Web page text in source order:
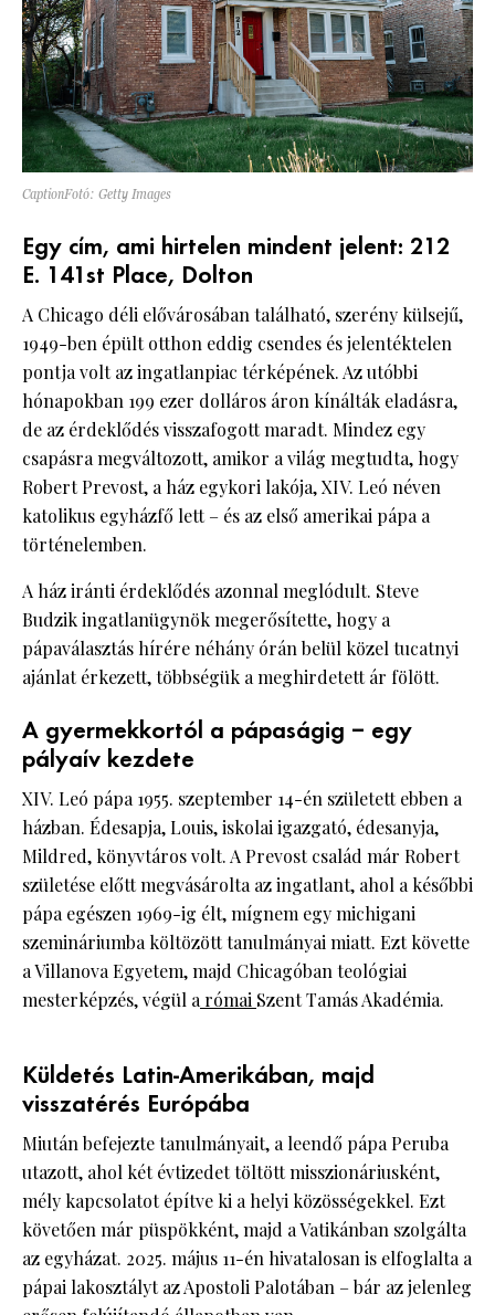
CaptionFotó: Getty Images
Egy cím, ami hirtelen mindent jelent: 212
E. 141st Place, Dolton
A Chicago déli elővárosában található, szerény külsejű,
1949-ben épült otthon eddig csendes és jelentéktelen
pontja volt az ingatlanpiac térképének. Az utóbbi
hónapokban 199 ezer dolláros áron kínálták eladásra,
de az érdeklődés visszafogott maradt. Mindez egy
csapásra megváltozott, amikor a világ megtudta, hogy
Robert Prevost, a ház egykori lakója, XIV. Leó néven
katolikus egyházfő lett – és az első amerikai pápa a
történelemben.
A ház iránti érdeklődés azonnal meglódult. Steve
Budzik ingatlanügynök megerősítette, hogy a
pápaválasztás hírére néhány órán belül közel tucatnyi
ajánlat érkezett, többségük a meghirdetett ár fölött.
A gyermekkortól a pápaságig – egy
pályaív kezdete
XIV. Leó pápa 1955. szeptember 14-én született ebben a
házban. Édesapja, Louis, iskolai igazgató, édesanyja,
Mildred, könyvtáros volt. A Prevost család már Robert
születése előtt megvásárolta az ingatlant, ahol a későbbi
pápa egészen 1969-ig élt, mígnem egy michigani
szemináriumba költözött tanulmányai miatt. Ezt követte
a Villanova Egyetem, majd Chicagóban teológiai
mesterképzés, végül arómai Szent Tamás Akadémia.
Küldetés Latin-Amerikában, majd
visszatérés Európába
Miután befejezte tanulmányait, a leendő pápa Peruba
utazott, ahol két évtizedet töltött misszionáriusként,
mély kapcsolatot építve ki a helyi közösségekkel. Ezt
követően már püspökként, majd a Vatikánban szolgálta
az egyházat. 2025. május 11-én hivatalosan is elfoglalta a
pápai lakosztályt az Apostoli Palotában – bár az jelenleg